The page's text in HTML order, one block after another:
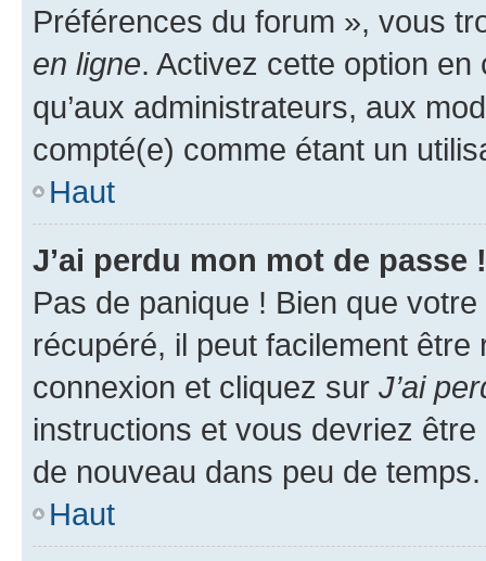
Préférences du forum », vous
en ligne. Activez cette option
qu’aux administrateurs, aux
compté(e) comme étant un
Haut
J’ai perdu mon mot de passe !
Pas de panique ! Bien que
récupéré, il peut facilement
connexion et cliquez sur J’ai
instructions et vous devriez
de nouveau dans peu de temps.
Haut